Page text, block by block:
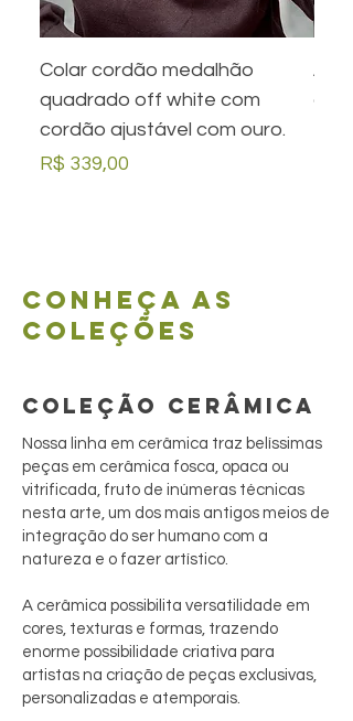
Colar cordão medalhão
quadrado off white com
cordão ajustável com ouro.
Preço
R$ 339,00
Conheça as
coleções
COLEÇÃO CERÂMICA
Nossa linha em cerâmica traz belíssimas
peças em cerâmica fosca, opaca ou
vitrificada, fruto de inúmeras técnicas
nesta arte, um dos mais antigos meios de
integração do ser humano com a
natureza e o fazer artístico.
A cerâmica possibilita versatilidade em
cores, texturas e formas, trazendo
enorme possibilidade criativa para
artistas na criação de peças exclusivas,
personalizadas e atemporais.